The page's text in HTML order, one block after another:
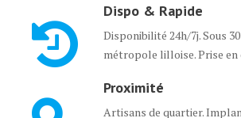
Dispo & Rapide
Disponibilité 24h/7j. Sous
métropole lilloise. Prise en
Proximité
Artisans de quartier.